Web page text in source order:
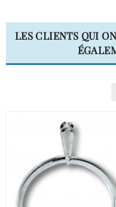
LES CLIENTS QUI